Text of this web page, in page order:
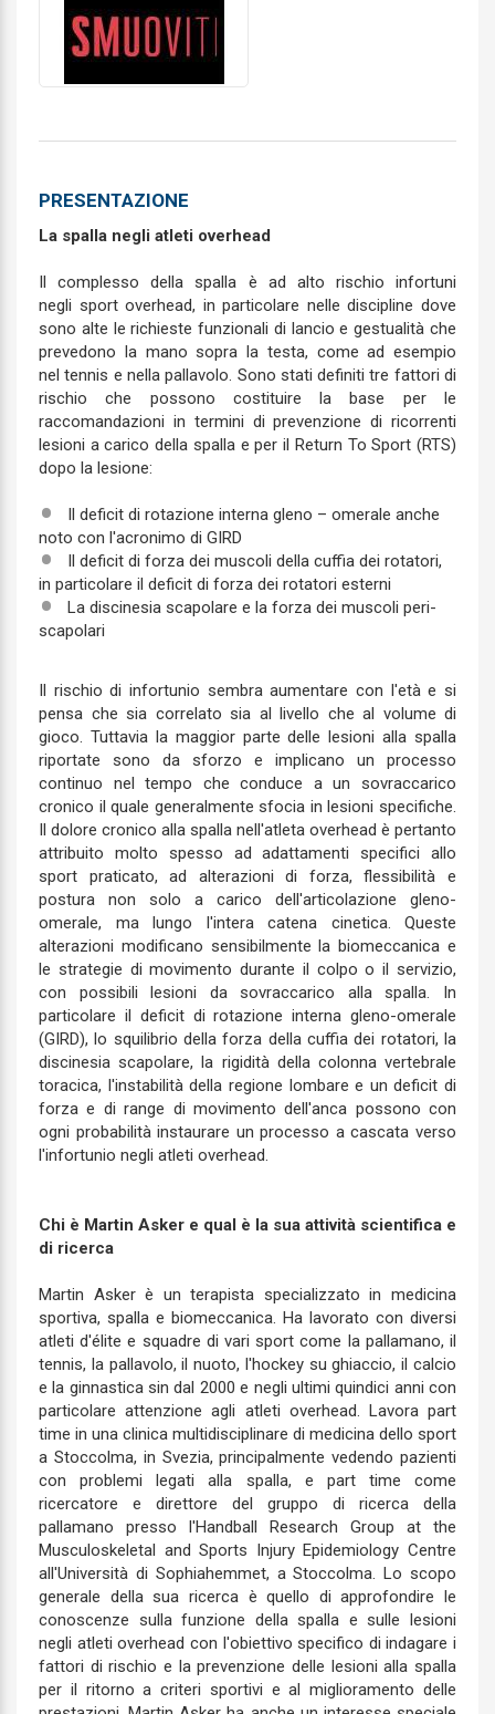
PRESENTAZIONE
La spalla negli atleti overhead
Il complesso della spalla è ad alto rischio infortuni
negli sport overhead, in particolare nelle discipline dove
sono alte le richieste funzionali di lancio e gestualità che
prevedono la mano sopra la testa, come ad esempio
nel tennis e nella pallavolo. Sono stati definiti tre fattori di
rischio che possono costituire la base per le
raccomandazioni in termini di prevenzione di ricorrenti
lesioni a carico della spalla e per il Return To Sport (RTS)
dopo la lesione:
Il deficit di rotazione interna gleno – omerale anche
noto con l'acronimo di GIRD
Il deficit di forza dei muscoli della cuffia dei rotatori,
in particolare il deficit di forza dei rotatori esterni
La discinesia scapolare e la forza dei muscoli peri-
scapolari
Il rischio di infortunio sembra aumentare con l'età e si
pensa che sia correlato sia al livello che al volume di
gioco. Tuttavia la maggior parte delle lesioni alla spalla
riportate sono da sforzo e implicano un processo
continuo nel tempo che conduce a un sovraccarico
cronico il quale generalmente sfocia in lesioni specifiche.
Il dolore cronico alla spalla nell'atleta overhead è pertanto
attribuito molto spesso ad adattamenti specifici allo
sport praticato, ad alterazioni di forza, flessibilità e
postura non solo a carico dell'articolazione gleno-
omerale, ma lungo l'intera catena cinetica. Queste
alterazioni modificano sensibilmente la biomeccanica e
le strategie di movimento durante il colpo o il servizio,
con possibili lesioni da sovraccarico alla spalla. In
particolare il deficit di rotazione interna gleno-omerale
(GIRD), lo squilibrio della forza della cuffia dei rotatori, la
discinesia scapolare, la rigidità della colonna vertebrale
toracica, l'instabilità della regione lombare e un deficit di
forza e di range di movimento dell'anca possono con
ogni probabilità instaurare un processo a cascata verso
l'infortunio negli atleti overhead.
Chi è Martin Asker e qual è la sua attività scientifica e
di ricerca
Martin Asker è un terapista specializzato in medicina
sportiva, spalla e biomeccanica. Ha lavorato con diversi
atleti d'élite e squadre di vari sport come la pallamano, il
tennis, la pallavolo, il nuoto, l'hockey su ghiaccio, il calcio
e la ginnastica sin dal 2000 e negli ultimi quindici anni con
particolare attenzione agli atleti overhead. Lavora part
time in una clinica multidisciplinare di medicina dello sport
a Stoccolma, in Svezia, principalmente vedendo pazienti
con problemi legati alla spalla, e part time come
ricercatore e direttore del gruppo di ricerca della
pallamano presso l'Handball Research Group at the
Musculoskeletal and Sports Injury Epidemiology Centre
all'Università di Sophiahemmet, a Stoccolma. Lo scopo
generale della sua ricerca è quello di approfondire le
conoscenze sulla funzione della spalla e sulle lesioni
negli atleti overhead con l'obiettivo specifico di indagare i
fattori di rischio e la prevenzione delle lesioni alla spalla
per il ritorno a criteri sportivi e al miglioramento delle